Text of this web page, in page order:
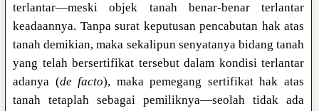
terlantar—meski objek tanah benar-benar terlantar
keadaannya. Tanpa surat keputusan pencabutan hak atas
tanah demikian, maka sekalipun senyatanya bidang tanah
yang telah bersertifikat tersebut dalam kondisi terlantar
adanya (de facto), maka pemegang sertifikat hak atas
tanah tetaplah sebagai pemiliknya—seolah tidak ada